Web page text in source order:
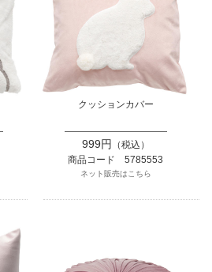
クッションカバー
999円
（税込）
商品コード 5785553
ネット販売はこちら